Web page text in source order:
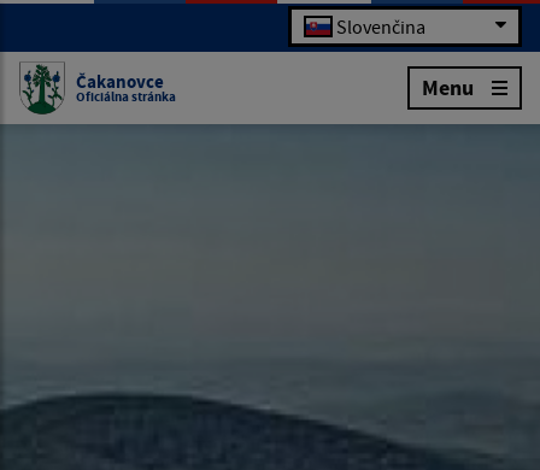
Slovenčina
Čakanovce
Oficiálna stránka Menu